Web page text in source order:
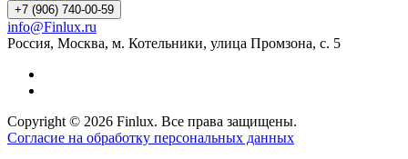
+7 (906) 740-00-59
info@Finlux.ru
Россия, Москва, м. Котельники, улица Промзона, с. 5
Copyright © 2026 Finlux. Все права защищены.
Согласие на обработку персональных данных